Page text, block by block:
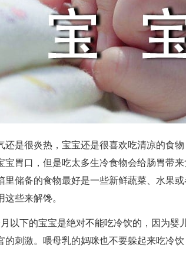
是很炎热，宝宝还是很喜欢吃清凉的食物
宝胃口，但是吃太多生冷食物会给肠胃带
里储备的食物最好是一些新鲜蔬菜、水果
些来解馋。
下的宝宝是绝对不能吃冷饮的，因为婴
的刺激。喂母乳的妈咪也不要躲起来吃冷